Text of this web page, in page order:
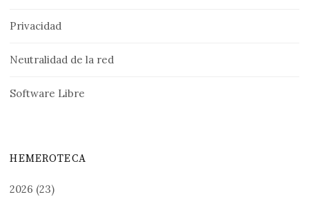
Privacidad
Neutralidad de la red
Software Libre
HEMEROTECA
2026 (23)